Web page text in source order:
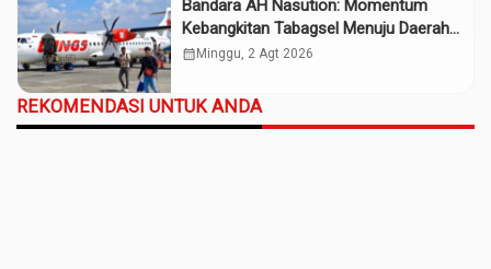
Bandara AH Nasution: Momentum
Kebangkitan Tabagsel Menuju Daerah
Maju
calendar_monthMinggu, 2 Agt 2026
REKOMENDASI UNTUK ANDA